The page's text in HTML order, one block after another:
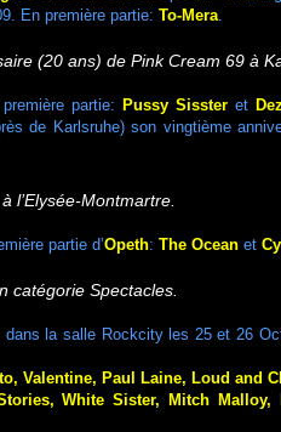
En première partie: To-Mera.
(20 ans) de Pink Cream 69 à
partie: Pussy Sissteret
de Karlsruhe) son vingtième
Montmartre.
partie d’Opeth: The Ocean et
Spectacles.
dans la salle Rockcity les 25 et 26
Valentine, Paul Laine, Loud and
White Sister, Mitch Malloy,